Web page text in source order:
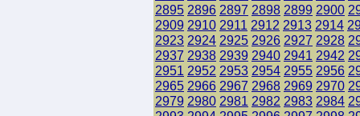
2895 2896 2897 2898 2899 2900
2909 2910 2911 2912 2913 2914
2923 2924 2925 2926 2927 2928
2937 2938 2939 2940 2941 2942
2951 2952 2953 2954 2955 2956
2965 2966 2967 2968 2969 2970
2979 2980 2981 2982 2983 2984